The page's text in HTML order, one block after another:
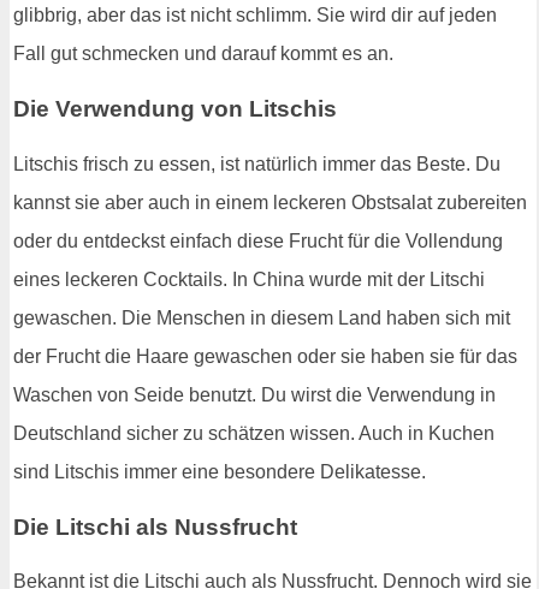
glibbrig, aber das ist nicht schlimm. Sie wird dir auf jeden
Fall gut schmecken und darauf kommt es an.
Die Verwendung von Litschis
Litschis frisch zu essen, ist natürlich immer das Beste. Du
kannst sie aber auch in einem leckeren Obstsalat zubereiten
oder du entdeckst einfach diese Frucht für die Vollendung
eines leckeren Cocktails. In China wurde mit der Litschi
gewaschen. Die Menschen in diesem Land haben sich mit
der Frucht die Haare gewaschen oder sie haben sie für das
Waschen von Seide benutzt. Du wirst die Verwendung in
Deutschland sicher zu schätzen wissen. Auch in Kuchen
sind Litschis immer eine besondere Delikatesse.
Die Litschi als Nussfrucht
Bekannt ist die Litschi auch als Nussfrucht. Dennoch wird sie